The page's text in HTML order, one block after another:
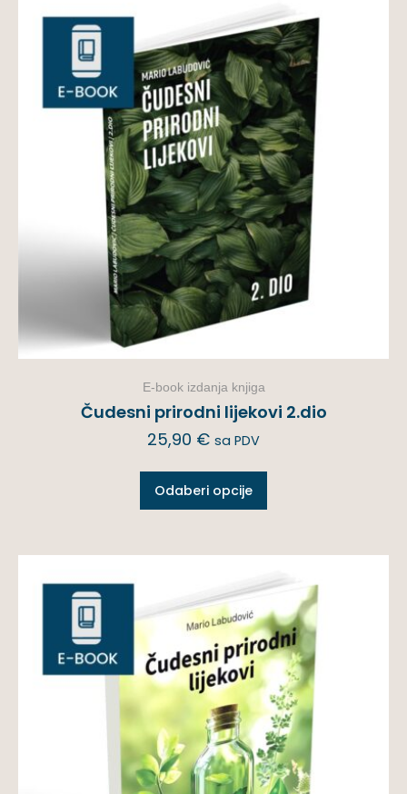
E-book izdanja knjiga
Čudesni prirodni lijekovi 2.dio
25,90 € sa PDV
Odaberi opcije